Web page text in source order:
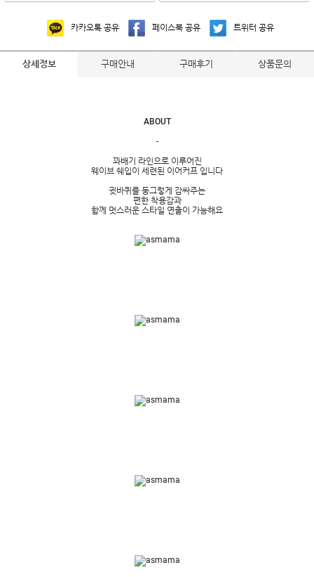
카카오톡 공유 페이스북 공유 트위터 공유
상세정보 구매안내 구매후기 상품문의
ABOUT
-
꽈배기 라인으로 이루어진
웨이브 쉐입이 세련된 이어커프 입니다
귓바퀴를 둥그렇게 감싸주는
편한 착용감과
함께 멋스러운 스타일 연출이 가능해요